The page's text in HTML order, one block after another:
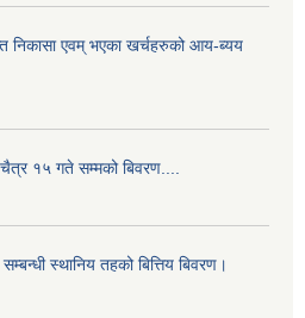
निकासा एवम् भएका खर्चहरुको आय-ब्यय
१५ गते सम्मको बिवरण....
स्थानिय तहको बित्तिय बिवरण।